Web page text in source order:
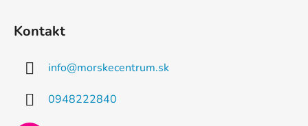
Kontakt
info@morskecentrum.sk
0948222840